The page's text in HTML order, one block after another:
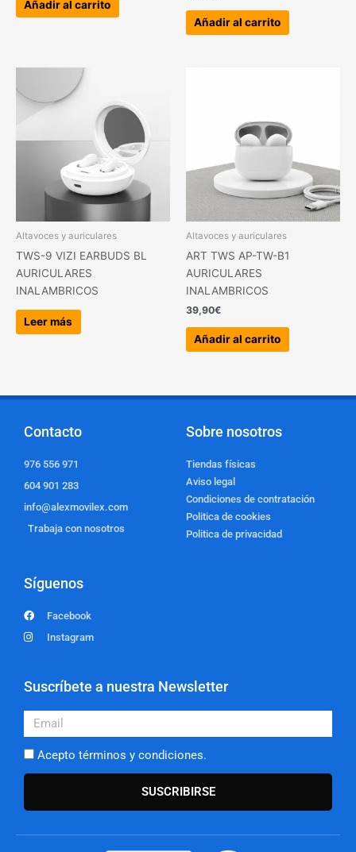
Añadir al carrito
Añadir al carrito
Altavoces y auriculares
TWS-9 VIZI EARBUDS BL
AURICULARES
INALAMBRICOS
Leer más
Altavoces y auriculares
ART TWS AP-TW-B1
AURICULARES
INALAMBRICOS
39,90€
Añadir al carrito
Contacto
976 556 971
604 901 283
info@alexmovilex.com
Trabaja con nosotros
Sobre nosotros
Tiendas físicas
Aviso legal
Condiciones de contratación
Politica de cookies
Politica de privacidad
Síguenos
Facebook
Instagram
Suscríbete a nuestra Newsletter
Email
Acepto términos y condiciones.
SUSCRIBIRSE